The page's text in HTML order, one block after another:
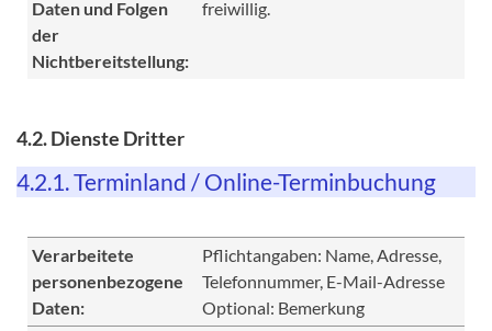
Daten und Folgen
der
Nichtbereitstellung:
freiwillig.
4.2. Dienste Dritter
4.2.1. Terminland / Online-Terminbuchung
Verarbeitete
personenbezogene
Daten:
Pflichtangaben: Name, Adresse,
Telefonnummer, E-Mail-Adresse
Optional: Bemerkung